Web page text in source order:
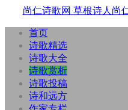
尚仁诗歌网 草根诗人尚
首页
诗歌精选
诗歌大全
诗歌赏析
诗歌投稿
诗和远方